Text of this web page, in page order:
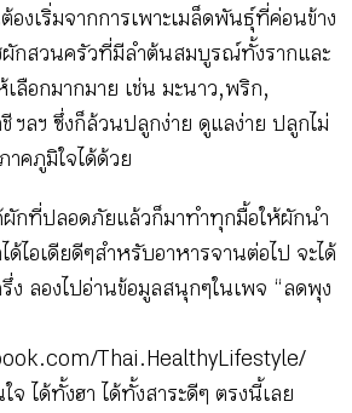
องเริ่มจากการเพาะเมล็ดพันธุ์ที่ค่อนข้าง
ผักสวนครัวที่มีลำต้นสมบูรณ์ทั้งรากและ
เลือกมากมาย เช่น มะนาว, พริก,
ฯลฯ ซึ่งก็ล้วนปลูกง่าย ดูแลง่าย ปลูกไม่
คภูมิใจได้ด้วย
ผักที่ปลอดภัยแล้วก็มาทำทุกมื้อให้ผักนำ
ด้ไอเดียดีๆสำหรับอาหารจานต่อไป จะได้
ง ลองไปอ่านข้อมูลสนุกๆในเพจ “ลดพุง
Thai.HealthyLifestyle/
ได้ทั้งฮา ได้ทั้งสาระดีๆ ตรงนี้เลย